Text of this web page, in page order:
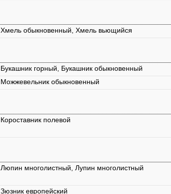
Хмель обыкновенный, Хмель вьющийся
Букашник горный, Букашник обыкновенный
Можжевельник обыкновенный
Короставник полевой
Люпин многолистный, Лупин многолистный
Зюзник европейский